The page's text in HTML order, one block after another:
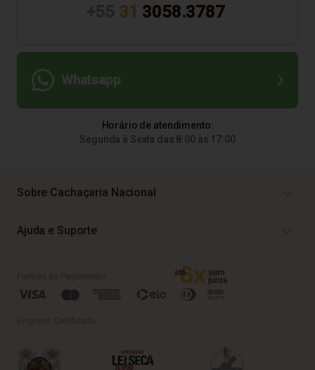
31 3058.3787
Whatsapp
Horário de atendimento:
Segunda à Sexta das 8:00 às 17:00
Sobre Cachaçaria Nacional
Ajuda e Suporte